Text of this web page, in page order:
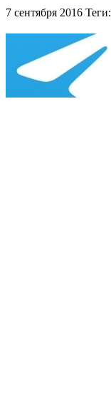
7 сентября 2016 Теги: